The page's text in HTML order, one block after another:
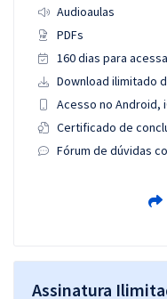
Audioaulas
PDFs
160 dias para
Download ilimitado
Acesso no Android,
Certificado de
Fórum de dúvidas
Assinatura